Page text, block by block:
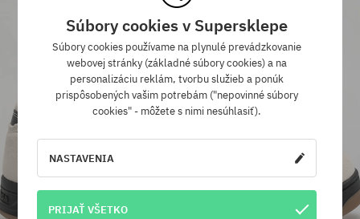
Súbory cookies v Supersklepe
Súbory cookies používame na plynulé prevádzkovanie
webovej stránky (základné súbory cookies) a na
personalizáciu reklám, tvorbu služieb a ponúk
prispôsobených vašim potrebám ("nepovinné súbory
cookies" - môžete s nimi nesúhlasiť).
NASTAVENIA
PRIJAŤ VŠETKO